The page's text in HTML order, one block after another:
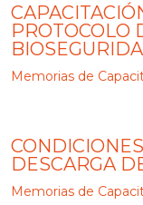
PROTOCOLO
Memorias de
DESCARGA
Memorias de